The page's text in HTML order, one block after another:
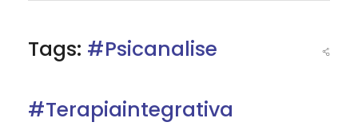
Tags: #psicanalise
#terapiaintegrativa